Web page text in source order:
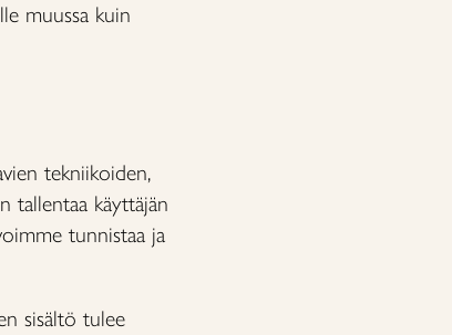
muussa kuin
tekniikoiden,
tallentaa käyttäjän
tunnistaa ja
sisältö tulee